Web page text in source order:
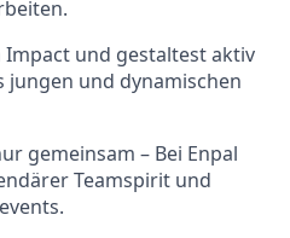
Impact und gestaltest aktiv
jungen und dynamischen
gemeinsam – Bei Enpal
Teamspirit und